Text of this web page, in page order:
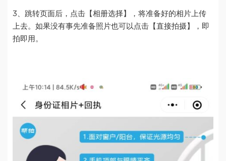
3、跳转页面后，点击【相册选择】，将准备好的相片上传
上去。如果没有事先准备照片也可以点击【直接拍摄】，即
拍即用。